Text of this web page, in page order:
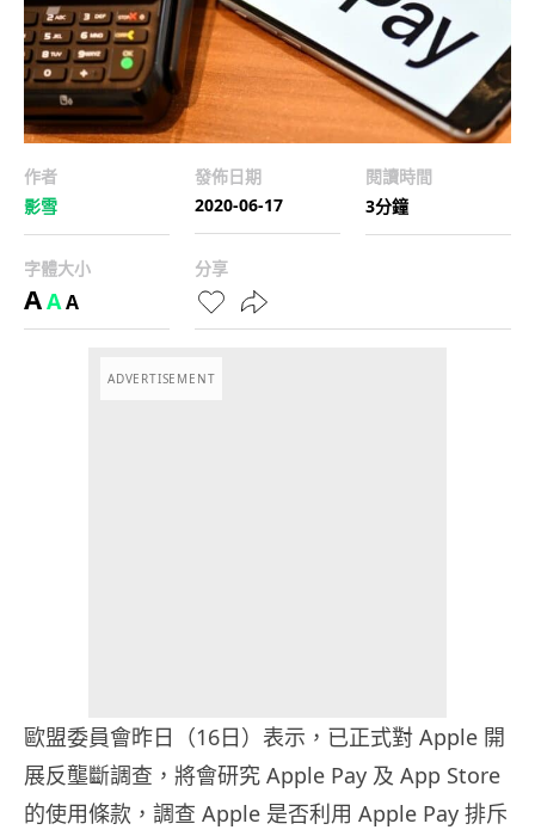
作者
影雪
發佈日期
2020-06-17
閱讀時間
3分鐘
字體大小
AAA
分享
ADVERTISEMENT
歐盟委員會昨日（16日）表示，已正式對 Apple 開
展反壟斷調查，將會研究 Apple Pay 及 App Store
的使用條款，調查 Apple 是否利用 Apple Pay 排斥